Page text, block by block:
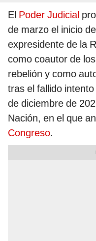
El Poder Judicial
de marzo el inicio
expresidente de la
como coautor de
rebelión y como
tras el fallido
de diciembre de
Nación, en el que
Congreso.